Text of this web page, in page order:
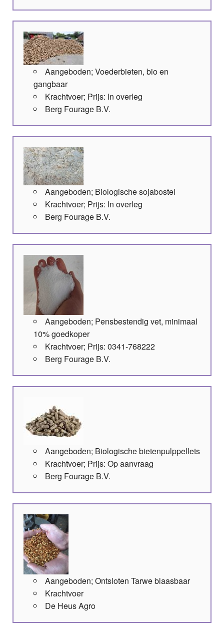
Aangeboden; Voederbieten, bio en
gangbaar
Krachtvoer; Prijs: In overleg
Berg Fourage B.V.
Aangeboden; Biologische sojabostel
Krachtvoer; Prijs: In overleg
Berg Fourage B.V.
Aangeboden; Pensbestendig vet, minimaal
10% goedkoper
Krachtvoer; Prijs: 0341-768222
Berg Fourage B.V.
Aangeboden; Biologische bietenpulppellets
Krachtvoer; Prijs: Op aanvraag
Berg Fourage B.V.
Aangeboden; Ontsloten Tarwe blaasbaar
Krachtvoer
De Heus Agro